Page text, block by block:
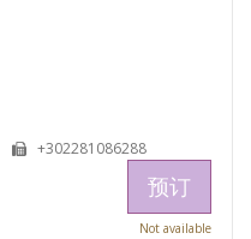
+302281086288
预订
Not available